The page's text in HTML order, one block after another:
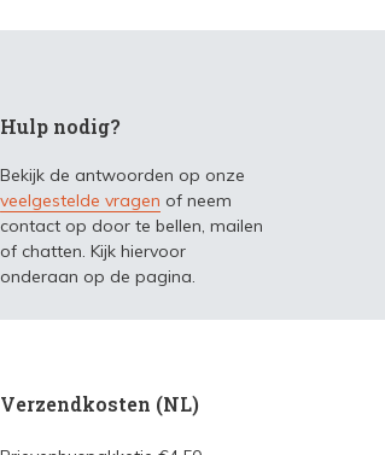
Hulp nodig?
Bekijk de antwoorden op onze
veelgestelde vragen of neem
contact op door te bellen, mailen
of chatten. Kijk hiervoor
onderaan op de pagina.
Verzendkosten (NL)